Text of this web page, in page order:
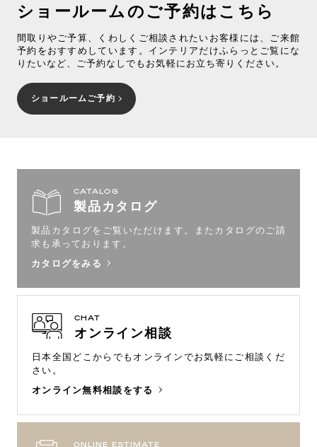
ショールームのご予約はこちら
間取りやご予算、くわしくご相談されたいお客様には、ご来館
予約をおすすめしています。インテリアだけふらっとご覧にな
りたいなど、ご予約なしでもお気軽にお立ち寄りください。
ショールームご予約
CATALOG
製品カタログ
製品カタログをご覧いただけます。
またカタログのご請
求も承っております。
カタログをみる
CHAT
オンライン相談
日本全国どこからでもオンラインでお気軽にご相談くだ
さい。
オンライン無料相談をする
ONLINE ESTIMATE